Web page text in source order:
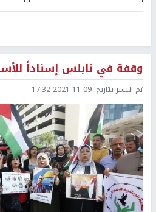
وقفة في نابلس إسناداً
تم النشر بتاريخ: 2021-11-09 17:32